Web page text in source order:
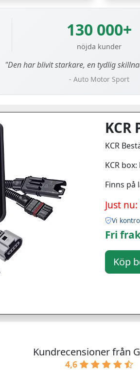
130 000+
nöjda kunder
"Den har blivit starkare, en tydlig
- Auto Motor Sport
KCR
KCR box:
Finns på
Just
Vi
Fri
Kundrecensioner från
4,6